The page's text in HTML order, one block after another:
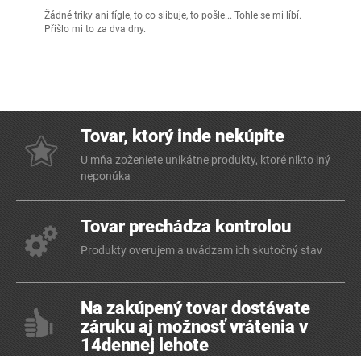
Žádné triky ani fígle, to co slibuje, to pošle... Tohle se mi líbí.
Přišlo mi to za dva dny.
Tovar, ktorý inde nekúpite
U mňa zoženiete unikátne produkty, ktoré nikto iný
neponúka
Tovar prechádza kontrolou
Produkty overujem a uvádzam ich skutočný stav
Na zakúpený tovar dostávate
záruku aj možnosť vrátenia v
14dennej lehote